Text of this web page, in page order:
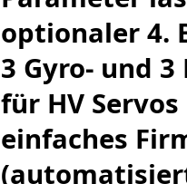
optionaler 4.
3 Gyro- und
für HV
einfaches